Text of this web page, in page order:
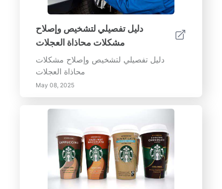
دليل تفصيلي لتشخيص وإصلاح
مشكلات محاذاة العجلات
دليل تفصيلي لتشخيص وإصلاح مشكلات
محاذاة العجلات
May 08, 2025